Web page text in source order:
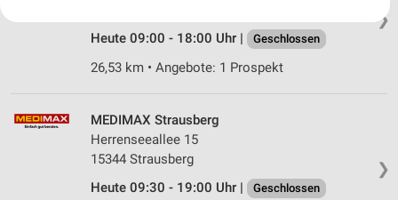
❯
Heute 09:00 - 18:00 Uhr |
Geschlossen
26,53 km • Angebote: 1 Prospekt
❯
MEDIMAX Strausberg
Herrenseeallee 15
15344 Strausberg
Heute 09:30 - 19:00 Uhr |
Geschlossen
Website/App.
Wir nutzen Ihre Daten für folgende Zwecke:
Speichern von oder Zugriff auf Informationen
auf einem Endgerät
Werbeanzeigen